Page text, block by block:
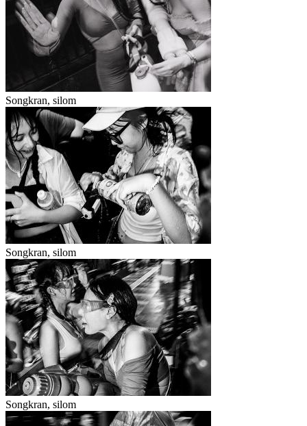
Songkran, silom
Songkran, silom
Songkran, silom